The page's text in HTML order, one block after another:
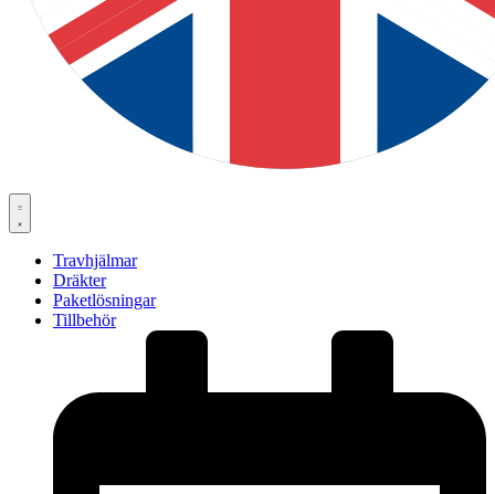
Travhjälmar
Dräkter
Paketlösningar
Tillbehör